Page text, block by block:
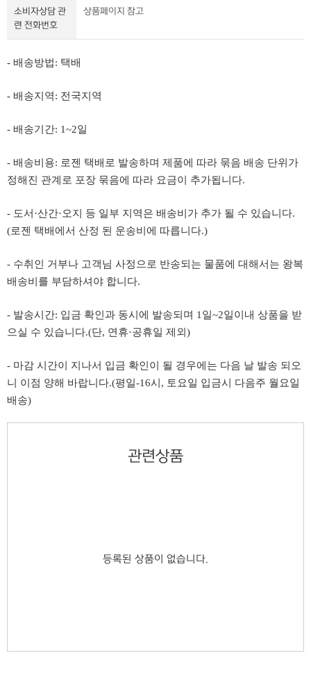
소비자상담 관
련 전화번호
상품페이지 참고
- 배송방법: 택배
- 배송지역: 전국지역
- 배송기간: 1~2일
- 배송비용: 로젠 택배로 발송하며 제품에 따라 묶음 배송 단위가
정해진 관계로 포장 묶음에 따라 요금이 추가됩니다.
- 도서·산간·오지 등 일부 지역은 배송비가 추가 될 수 있습니다.
(로젠 택배에서 산정 된 운송비에 따릅니다.)
- 수취인 거부나 고객님 사정으로 반송되는 물품에 대해서는 왕복
배송비를 부담하셔야 합니다.
- 발송시간: 입금 확인과 동시에 발송되며 1일~2일이내 상품을 받
으실 수 있습니다.(단, 연휴·공휴일 제외)
- 마감 시간이 지나서 입금 확인이 될 경우에는 다음 날 발송 되오
니 이점 양해 바랍니다.(평일-16시, 토요일 입금시 다음주 월요일
배송)
관련상품
등록된 상품이 없습니다.